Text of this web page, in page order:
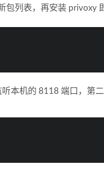
列表，再安装 privoxy
本机的 8118 端口，第